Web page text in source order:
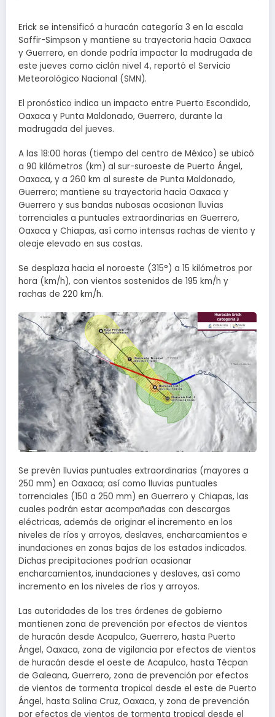
Erick se intensificó a huracán categoría 3 en la escala
Saffir-Simpson y mantiene su trayectoria hacia Oaxaca
y Guerrero, en donde podría impactar la madrugada de
este jueves como ciclón nivel 4, reportó el Servicio
Meteorológico Nacional (SMN).
El pronóstico indica un impacto entre Puerto Escondido,
Oaxaca y Punta Maldonado, Guerrero, durante la
madrugada del jueves.
A las 18:00 horas (tiempo del centro de México) se ubicó
a 90 kilómetros (km) al sur-suroeste de Puerto Ángel,
Oaxaca, y a 260 km al sureste de Punta Maldonado,
Guerrero; mantiene su trayectoria hacia Oaxaca y
Guerrero y sus bandas nubosas ocasionan lluvias
torrenciales a puntuales extraordinarias en Guerrero,
Oaxaca y Chiapas, así como intensas rachas de viento y
oleaje elevado en sus costas.
Se desplaza hacia el noroeste (315°) a 15 kilómetros por
hora (km/h), con vientos sostenidos de 195 km/h y
rachas de 220 km/h.
Se prevén lluvias puntuales extraordinarias (mayores a
250 mm) en Oaxaca; así como lluvias puntuales
torrenciales (150 a 250 mm) en Guerrero y Chiapas, las
cuales podrán estar acompañadas con descargas
eléctricas, además de originar el incremento en los
niveles de ríos y arroyos, deslaves, encharcamientos e
inundaciones en zonas bajas de los estados indicados.
Dichas precipitaciones podrían ocasionar
encharcamientos, inundaciones y deslaves, así como
incremento en los niveles de ríos y arroyos.
Las autoridades de los tres órdenes de gobierno
mantienen zona de prevención por efectos de vientos
de huracán desde Acapulco, Guerrero, hasta Puerto
Ángel, Oaxaca, zona de vigilancia por efectos de vientos
de huracán desde el oeste de Acapulco, hasta Técpan
de Galeana, Guerrero, zona de prevención por efectos
de vientos de tormenta tropical desde el este de Puerto
Ángel, hasta Salina Cruz, Oaxaca, y zona de prevención
por efectos de vientos de tormenta tropical desde el